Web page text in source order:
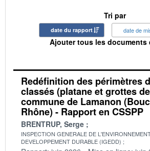
Tri par
date du rapport date de
Ajouter tous les documents
Redéfinition des périmètres
classés (platane et grottes
commune de Lamanon
Rhône) - Rapport en CSSPP
BRENTRUP, Serge
INSPECTION GENERALE DE
DEVELOPPEMENT DURABLE (IGEDD)